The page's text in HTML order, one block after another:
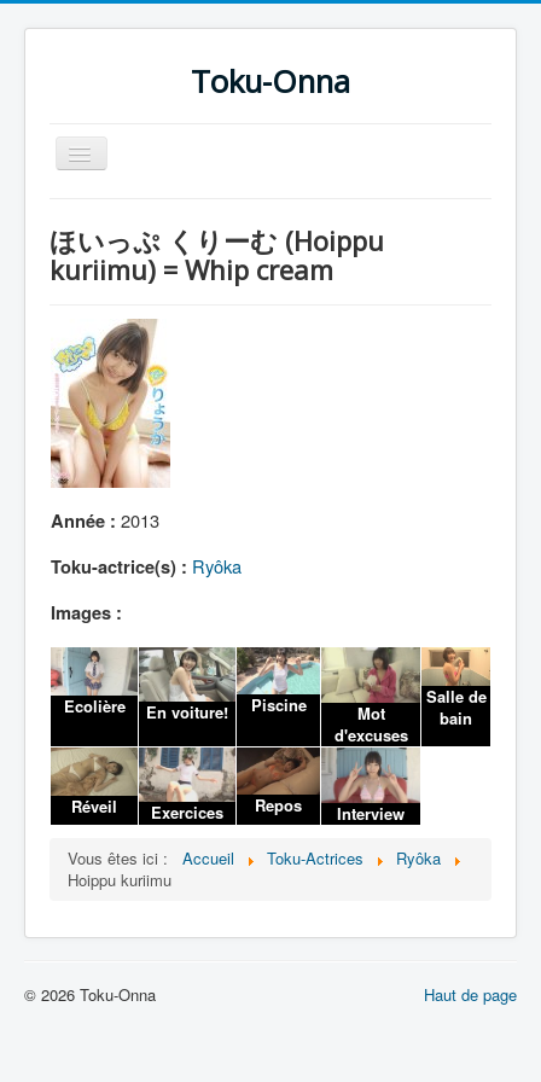
Toku-Onna
Basculer
la
Toku-Actrices
Séries
Films
COSAA
Dessins
ほいっぷ くりーむ (Hoippu
kuriimu) = Whip cream
Année : 2013
Toku-actrice(s) : Ryôka
Images :
Ecolière En voiture! Piscine
Mot
d'excuses
Salle de
bain
Réveil Exercices Repos
Interview
Vous êtes ici :
Accueil Toku-Actrices
Ryôka
Hoippu kuriimu
Haut de page
© 2026 Toku-Onna